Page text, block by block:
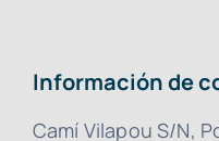
Información de
Camí Vilapou S/N,